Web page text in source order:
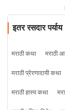
इतर रसदार पर्याय
मराठी कथा मराठी
मराठी प्रेरणादायी कथा
मराठी हास्य कथा